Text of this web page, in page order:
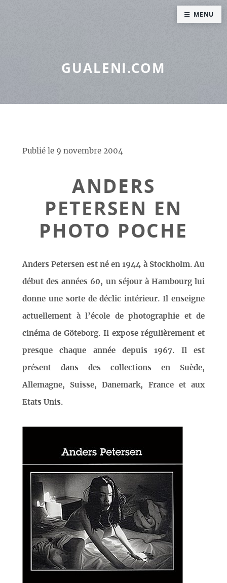
GUALENI.COM
Publié le 9 novembre 2004
ANDERS
PETERSEN EN
PHOTO POCHE
Anders Petersen est né en 1944 à Stockholm. Au
début des années 60, un séjour à Hambourg lui
donne une sorte de déclic intérieur. Il enseigne
actuellement à l’école de photographie et de
cinéma de Göteborg. Il expose régulièrement et
presque chaque année depuis 1967. Il est
présent dans des collections en Suède,
Allemagne, Suisse, Danemark, France et aux
Etats Unis.
MENU